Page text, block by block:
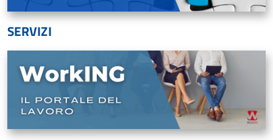
SERVIZI